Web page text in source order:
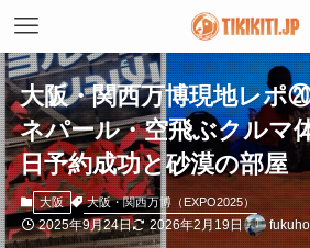
大阪・関西万博現地レポ
ネパール・空飛ぶクルマ
日予約成功と砂漠の部屋
大阪 大阪・関西万博（EXPO2025）
2025年9月24日 2026年2月19日